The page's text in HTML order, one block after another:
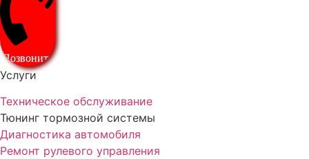
Позвонить
Услуги
Техническое обслуживание
Тюнинг тормозной системы
Диагностика автомобиля
Ремонт рулевого управления